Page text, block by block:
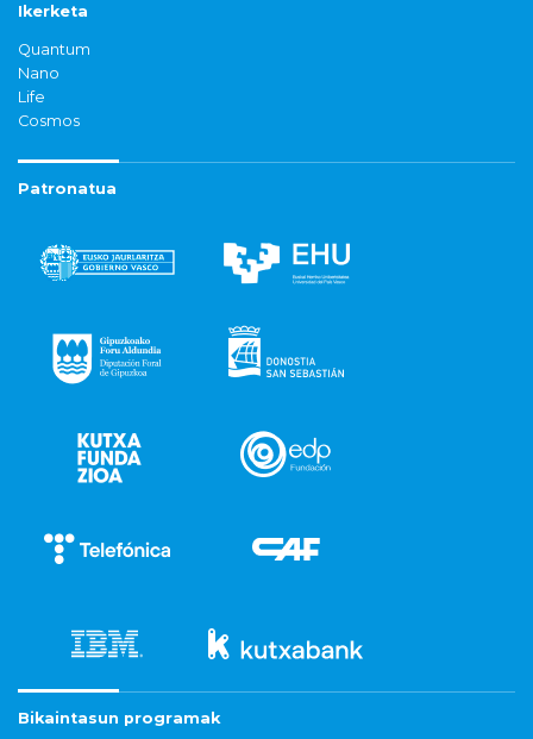
Ikerketa
Quantum
Nano
Life
Cosmos
Patronatua
Bikaintasun programak